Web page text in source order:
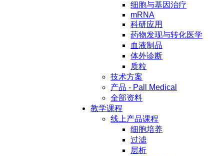
细胞与基因治疗
mRNA
科研应用
药物发现与转化医学
血液制品
体外诊断
质粒
技术方案
产品 - Pall Medical
全部资料
教学课程
线上产品课程
细胞培养
过滤
层析